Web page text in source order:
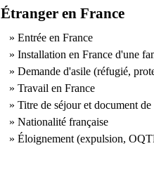
Étranger en France
Entrée en France
Installation en France d'une
Demande d'asile (réfugié,
Travail en France
Titre de séjour et document
Nationalité française
Éloignement (expulsion,